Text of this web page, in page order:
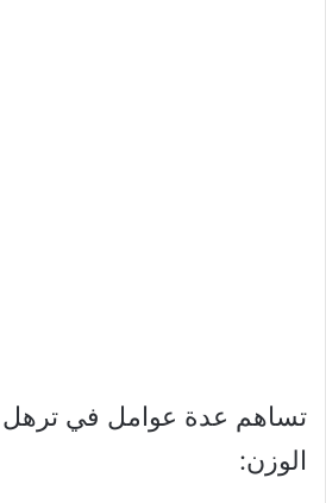
تساهم عدة عوامل في ترهل
الوزن: